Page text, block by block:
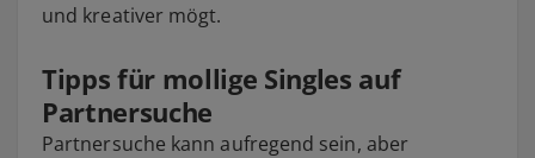
und kreativer mögt.
Tipps für mollige Singles auf
Partnersuche
Partnersuche kann aufregend sein, aber